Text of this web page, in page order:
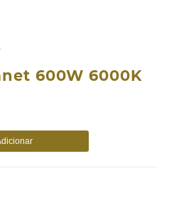
600W 6000K